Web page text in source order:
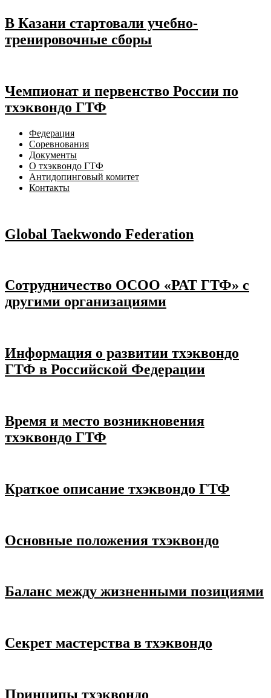
В Казани стартовали учебно-
тренировочные сборы
Чемпионат и первенство России по
тхэквондо ГТФ
Федерация
Соревнования
Документы
О тхэквондо ГТФ
Антидопинговый комитет
Контакты
Global Taekwondo Federation
Сотрудничество ОСОО «РАТ ГТФ» с
другими организациями
Информация о развитии тхэквондо
ГТФ в Российской Федерации
Время и место возникновения
тхэквондо ГТФ
Краткое описание тхэквондо ГТФ
Основные положения тхэквондо
Баланс между жизненными позициями
Секрет мастерства в тхэквондо
Принципы тхэквондо